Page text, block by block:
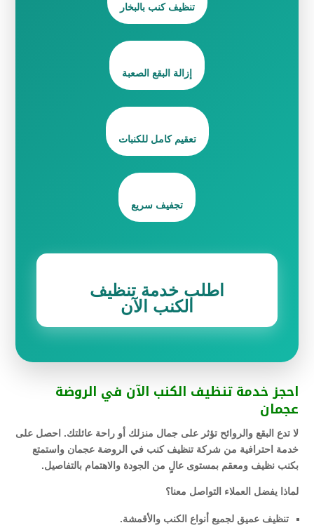
تنظيف كنب بالبخار
إزالة البقع الصعبة
تعقيم كامل للكنبات
تجفيف سريع
اطلب خدمة تنظيف
الكنب الآن
احجز خدمة تنظيف الكنب الآن في الروضة
عجمان
لا تدع البقع والروائح تؤثر على جمال منزلك أو راحة عائلتك. احصل على
خدمة احترافية من شركة تنظيف كنب في الروضة عجمان واستمتع
بكنب نظيف ومعقم بمستوى عالٍ من الجودة والاهتمام بالتفاصيل.
لماذا يفضل العملاء التواصل معنا؟
تنظيف عميق لجميع أنواع الكنب والأقمشة.